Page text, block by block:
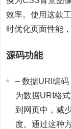
效率。使用这款
时优化页面性能
源码功能
– 数据URI编
为数据URI格
到网页中，减
度。通过这种